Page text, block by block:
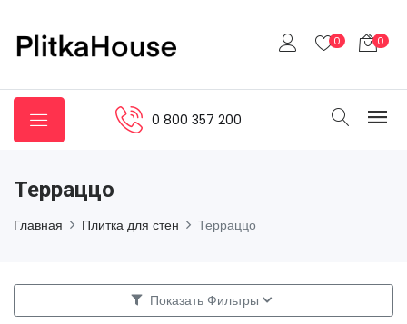
0 0
0 800 357 200
Терраццо
Главная Плитка для стен Терраццо
Показать Фильтры